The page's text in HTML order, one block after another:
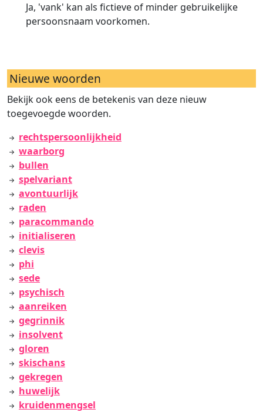
Ja, 'vank' kan als fictieve of minder gebruikelijke
persoonsnaam voorkomen.
Nieuwe woorden
Bekijk ook eens de betekenis van deze nieuw
toegevoegde woorden.
rechtspersoonlijkheid
waarborg
bullen
spelvariant
avontuurlijk
raden
paracommando
initialiseren
clevis
phi
sede
psychisch
aanreiken
gegrinnik
insolvent
gloren
skischans
gekregen
huwelijk
kruidenmengsel